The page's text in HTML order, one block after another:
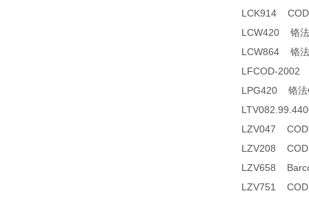
LCK914
LCW420 铬法
LCW864 铬法
LFCOD-2002
LPG420 铬法
LZV047 COD
LZV208
LZV658
LZV751 COD